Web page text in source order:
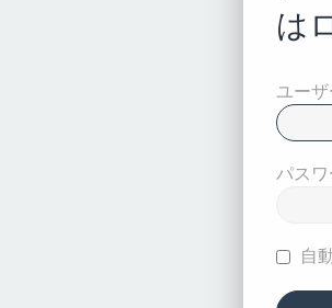
は
ユーザ
パスワ
自